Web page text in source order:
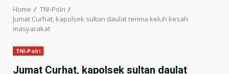
Home
TNI-Polri
Jumat Curhat, kapolsek sultan daulat terima keluh kesah
masyarakat
TNI-Polri
Jumat Curhat, kapolsek sultan daulat